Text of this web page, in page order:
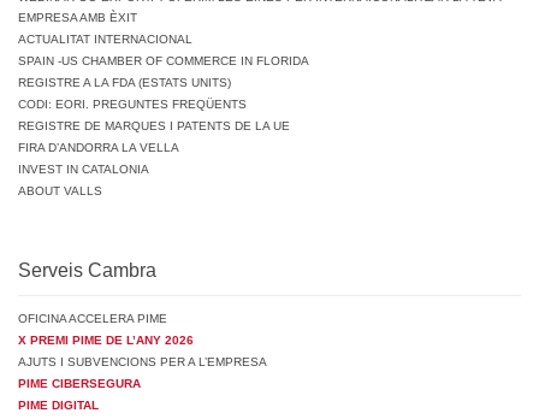
EMPRESA AMB ÈXIT
ACTUALITAT INTERNACIONAL
SPAIN -US CHAMBER OF COMMERCE IN FLORIDA
REGISTRE A LA FDA (ESTATS UNITS)
CODI: EORI. PREGUNTES FREQÜENTS
REGISTRE DE MARQUES I PATENTS DE LA UE
FIRA D’ANDORRA LA VELLA
INVEST IN CATALONIA
ABOUT VALLS
Serveis Cambra
OFICINA ACCELERA PIME
X PREMI PIME DE L’ANY 2026
AJUTS I SUBVENCIONS PER A L’EMPRESA
PIME CIBERSEGURA
PIME DIGITAL